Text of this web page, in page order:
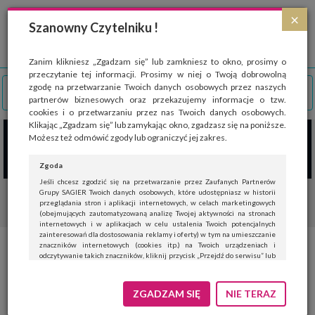
×
Szanowny Czytelniku !
Zanim klikniesz „Zgadzam się” lub zamkniesz to okno, prosimy o
przeczytanie tej informacji. Prosimy w niej o Twoją dobrowolną
zgodę na przetwarzanie Twoich danych osobowych przez naszych
partnerów biznesowych oraz przekazujemy informacje o tzw.
cookies i o przetwarzaniu przez nas Twoich danych osobowych.
Klikając „Zgadzam się” lub zamykając okno, zgadzasz się na poniższe.
Możesz też odmówić zgody lub ograniczyć jej zakres.
Zgoda
Jeśli chcesz zgodzić się na przetwarzanie przez Zaufanych Partnerów
Grupy SAGIER Twoich danych osobowych, które udostępniasz w historii
przeglądania stron i aplikacji internetowych, w celach marketingowych
(obejmujących zautomatyzowaną analizę Twojej aktywności na stronach
internetowych i w aplikacjach w celu ustalenia Twoich potencjalnych
zainteresowań dla dostosowania reklamy i oferty) w tym na umieszczanie
znaczników internetowych (cookies itp.) na Twoich urządzeniach i
odczytywanie takich znaczników, kliknij przycisk „Przejdź do serwisu” lub
Jeśli nie chcesz wyrazić zgody, kliknij „Nie teraz”.
Wyrażenie zgody jest dobrowolne. Możesz edytować zakres zgody, w tym
ZGADZAM SIĘ NIE TERAZ
Strona wykorzystuje pliki cookies, które służą głównie do celów statystycznych.
Wyrażając zgodę na używanie 'cookies', zezwalasz na zapisanie ich w pamięci
przeglądarki. Przejdź do
polityki cookies
Ajurweda – hinduska sztuka